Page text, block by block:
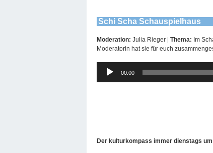
Schi Scha Schauspielhaus
Moderation: Julia Rieger | Thema: Im
Moderatorin hat sie für euch
Audio-
Player
00:00
Der kulturkompass immer dienstags um